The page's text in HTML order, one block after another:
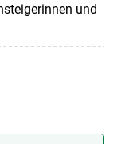
und